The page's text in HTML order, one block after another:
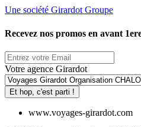
Une société Girardot Groupe
Recevez nos promos en avant
Votre agence Girardot
Et hop, c'est parti !
www.voyages-girardot.com